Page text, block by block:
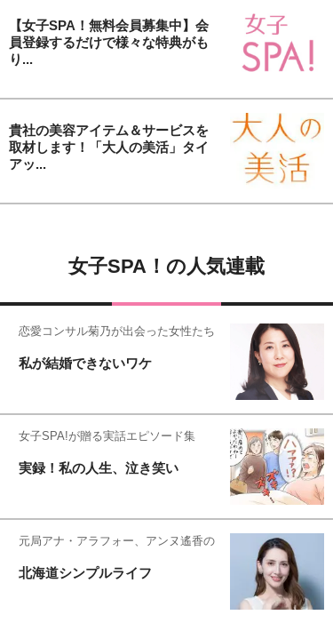
【女子SPA！無料会員募集中】会
員登録するだけで様々な特典がも
り...
貴社の美容アイテム＆サービスを
取材します！「大人の美活」タイ
アッ...
女子SPA！の人気連載
恋愛コンサル菊乃が出会った女性たち
私が結婚できないワケ
女子SPA!が贈る実話エピソード集
実録！私の人生、泣き笑い
元局アナ・アラフォー、アンヌ遙香の
北海道シンプルライフ